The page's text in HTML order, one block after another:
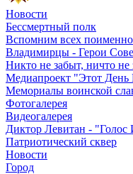
Новости
Бессмертный полк
Вспомним всех поименно
Владимирцы - Герои
Никто не забыт, ничто не
Медиапроект "Этот
Мемориалы воинской
Фотогалерея
Видеогалерея
Диктор Левитан -
Патриотический сквер
Новости
Город